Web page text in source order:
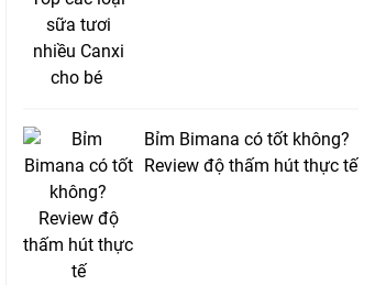
Bỉm Bimana có tốt không?
Review độ thấm hút thực tế